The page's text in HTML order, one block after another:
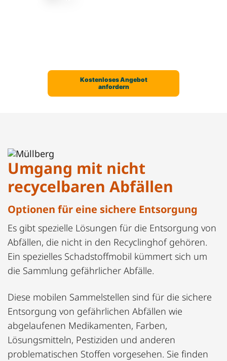
Umgang mit nicht
recycelbaren Abfällen
Optionen für eine sichere Entsorgung
Es gibt spezielle Lösungen für die Entsorgung von
Abfällen, die nicht in den Recyclinghof gehören.
Ein spezielles Schadstoffmobil kümmert sich um
die Sammlung gefährlicher Abfälle.
Diese mobilen Sammelstellen sind für die sichere
Entsorgung von gefährlichen Abfällen wie
abgelaufenen Medikamenten, Farben,
Lösungsmitteln, Pestiziden und anderen
problematischen Stoffen vorgesehen. Sie finden